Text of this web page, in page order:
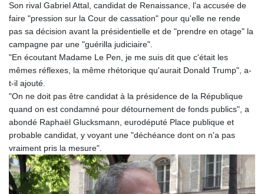
Son rival Gabriel Attal, candidat de Renaissance, l'a accusée de
faire "pression sur la Cour de cassation" pour qu'elle ne rende
pas sa décision avant la présidentielle et de "prendre en otage" la
campagne par une "guérilla judiciaire".
"En écoutant Madame Le Pen, je me suis dit que c'était les
mêmes réflexes, la même rhétorique qu'aurait Donald Trump", a-
t-il ajouté.
"On ne doit pas être candidat à la présidence de la République
quand on est condamné pour détournement de fonds publics", a
abondé Raphaël Glucksmann, eurodéputé Place publique et
probable candidat, y voyant une "déchéance dont on n'a pas
vraiment pris la mesure".